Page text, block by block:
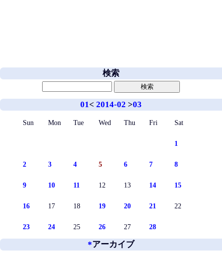
検索
01< 2014-02 >03
Sun Mon Tue Wed Thu Fri Sat
1
2 3 4 5 6 7 8
9 10 11 12 13 14 15
16 17 18 19 20 21 22
23 24 25 26 27 28
*アーカイブ